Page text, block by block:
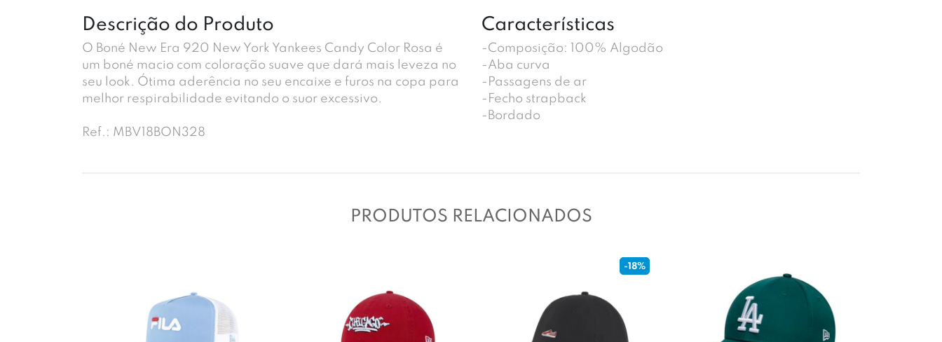
Características
-Composição: 100% Algodão
-Aba curva
-Passagens de ar
-Fecho strapback
-Bordado
Descrição do Produto
O Boné New Era 920 New York Yankees Candy Color Rosa é
um boné macio com coloração suave que dará mais leveza no
seu look. Ótima aderência no seu encaixe e furos na copa para
melhor respirabilidade evitando o suor excessivo.
Ref.: MBV18BON328
PRODUTOS RELACIONADOS
-18%